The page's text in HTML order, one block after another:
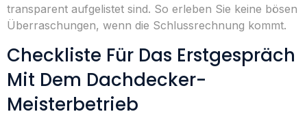
transparent aufgelistet sind. So erleben Sie keine bösen
Überraschungen, wenn die Schlussrechnung kommt.
Checkliste Für Das Erstgespräch
Mit Dem Dachdecker-
Meisterbetrieb